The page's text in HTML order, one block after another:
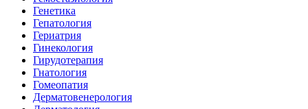
Генетика
Гепатология
Гериатрия
Гинекология
Гирудотерапия
Гнатология
Гомеопатия
Дерматовенерология